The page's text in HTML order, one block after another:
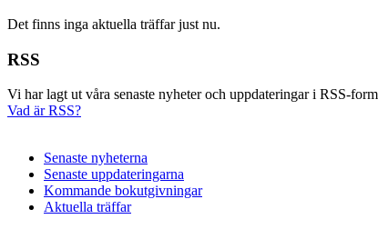
Det finns inga aktuella träffar just nu.
RSS
Vi har lagt ut våra senaste nyheter och uppdateringar i RSS-
Vad är RSS?
Senaste nyheterna
Senaste uppdateringarna
Kommande bokutgivningar
Aktuella träffar